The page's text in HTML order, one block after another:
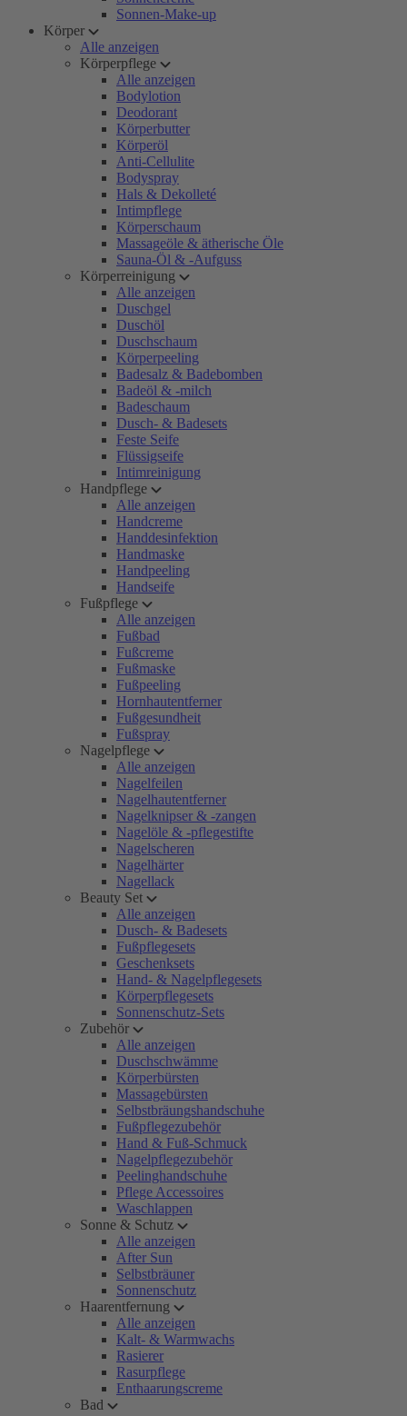
Sonnen-Make-up
Körper
Alle anzeigen
Körperpflege
Alle anzeigen
Bodylotion
Deodorant
Körperbutter
Körperöl
Anti-Cellulite
Bodyspray
Hals & Dekolleté
Intimpflege
Körperschaum
Massageöle & ätherische Öle
Sauna-Öl & -Aufguss
Körperreinigung
Alle anzeigen
Duschgel
Duschöl
Duschschaum
Körperpeeling
Badesalz & Badebomben
Badeöl & -milch
Badeschaum
Dusch- & Badesets
Feste Seife
Flüssigseife
Intimreinigung
Handpflege
Alle anzeigen
Handcreme
Handdesinfektion
Handmaske
Handpeeling
Handseife
Fußpflege
Alle anzeigen
Fußbad
Fußcreme
Fußmaske
Fußpeeling
Hornhautentferner
Fußgesundheit
Fußspray
Nagelpflege
Alle anzeigen
Nagelfeilen
Nagelhautentferner
Nagelknipser & -zangen
Nagelöle & -pflegestifte
Nagelscheren
Nagelhärter
Nagellack
Beauty Set
Alle anzeigen
Dusch- & Badesets
Fußpflegesets
Geschenksets
Hand- & Nagelpflegesets
Körperpflegesets
Sonnenschutz-Sets
Zubehör
Alle anzeigen
Duschschwämme
Körperbürsten
Massagebürsten
Selbstbräungshandschuhe
Fußpflegezubehör
Hand & Fuß-Schmuck
Nagelpflegezubehör
Peelinghandschuhe
Pflege Accessoires
Waschlappen
Sonne & Schutz
Alle anzeigen
After Sun
Selbstbräuner
Sonnenschutz
Haarentfernung
Alle anzeigen
Kalt- & Warmwachs
Rasierer
Rasurpflege
Enthaarungscreme
Bad